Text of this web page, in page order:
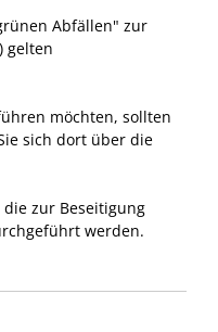
Abfällen" zur
gelten
möchten, sollten
sich dort über die
zur Beseitigung
werden.